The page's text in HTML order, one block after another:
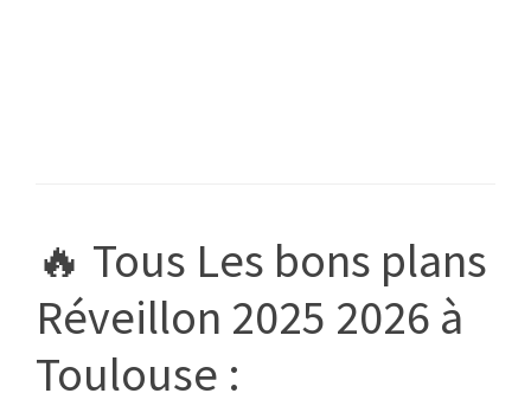
2026
★
Réveillon
Saint
Sylvestre
🔥 Tous Les bons plans
Réveillon 2025 2026 à
Toulouse :